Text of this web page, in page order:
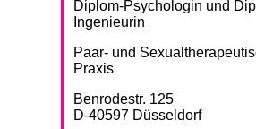
Diplom-Psychologin und
Ingenieurin
Paar- und
Praxis
Benrodestr. 125
D-40597 Düsseldorf